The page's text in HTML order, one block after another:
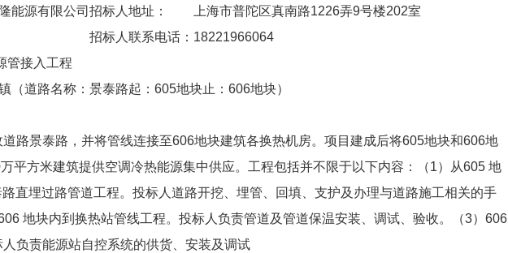
能源有限公司 招标人地址：
上海市普陀区真南路1226弄9号楼202室
招标人联系电话： 18221966064
管接入工程
（道路名称：景泰路起：605地块止：606地块）
路景泰路，并将管线连接至606地块建筑各换热机房。项目建成后将605地块和606地
平方米建筑提供空调冷热能源集中供应。工程包括并不限于以下内容：（1）从605 地
直埋过路管道工程。投标人道路开挖、埋管、回填、支护及办理与道路施工相关的手
地块内到换热站管线工程。投标人负责管道及管道保温安装、调试、验收。（3）606
负责能源站自控系统的供货、安装及调试